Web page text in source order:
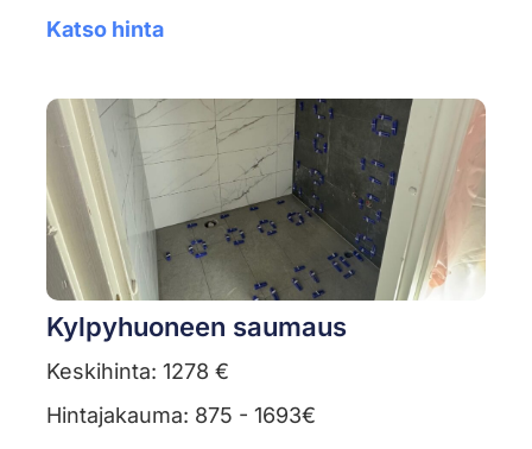
Katso hinta
Kylpyhuoneen saumaus
Keskihinta: 1278 €
Hintajakauma: 875 - 1693€